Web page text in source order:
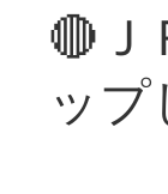
🔴Ｊ
ッ